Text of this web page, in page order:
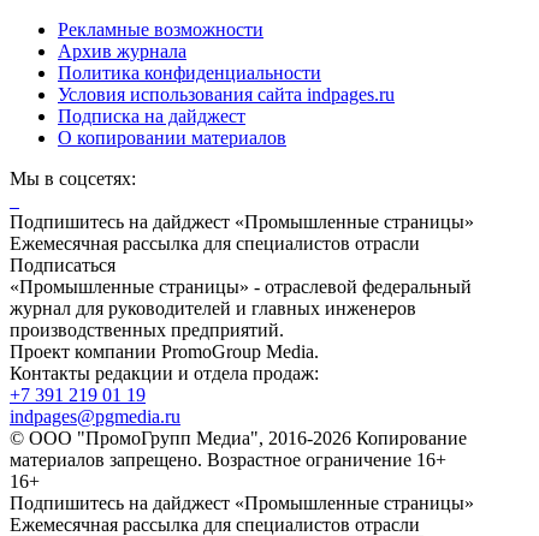
Рекламные возможности
Архив журнала
Политика конфиденциальности
Условия использования сайта indpages.ru
Подписка на дайджест
О копировании материалов
Мы в соцсетях:
Подпишитесь на дайджест «Промышленные страницы»
Ежемесячная рассылка для специалистов отрасли
Подписаться
«Промышленные страницы» - отраслевой федеральный
журнал для руководителей и главных инженеров
производственных предприятий.
Проект компании PromoGroup Media.
Контакты редакции и отдела продаж:
+7 391 219 01 19
indpages@pgmedia.ru
© ООО "ПромоГрупп Медиа", 2016-2026 Копирование
материалов запрещено. Возрастное ограничение 16+
16+
Подпишитесь на дайджест «Промышленные страницы»
Ежемесячная рассылка для специалистов отрасли